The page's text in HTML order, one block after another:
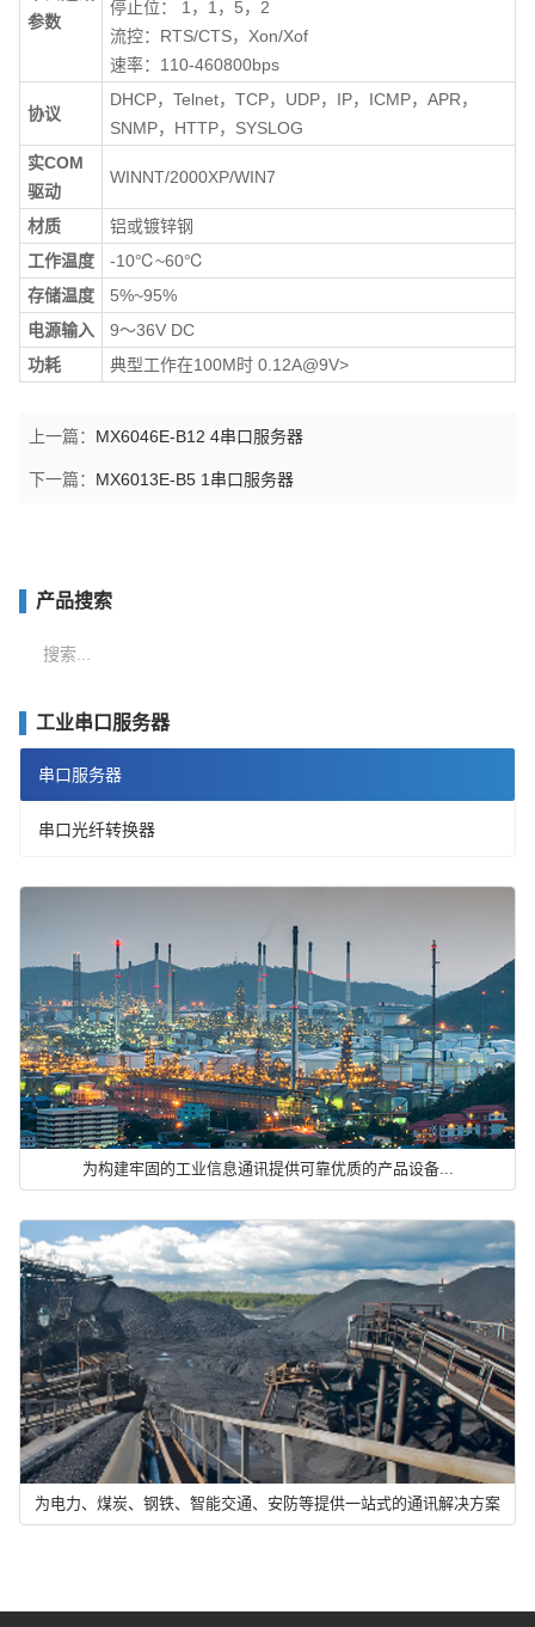
参数
停止位： 1，1，5，2
流控：RTS/CTS，Xon/Xof
速率：110-460800bps
协议
DHCP，Telnet，TCP，UDP，IP，ICMP，APR，
SNMP，HTTP，SYSLOG
实COM
驱动
WINNT/2000XP/WIN7
材质
铝或镀锌钢
工作温度
-10℃~60℃
存储温度
5%~95%
电源输入
9～36V DC
功耗
典型工作在100M时 0.12A@9V>
上一篇： MX6046E-B12 4串口服务器
下一篇： MX6013E-B5 1串口服务器
产品搜索
索工业串口服务器
串口服务器
串口光纤转换器
为构建牢固的工业信息通讯提供可靠优质的产品设备...
为电力、煤炭、钢铁、智能交通、安防等提供一站式的通讯解决方案